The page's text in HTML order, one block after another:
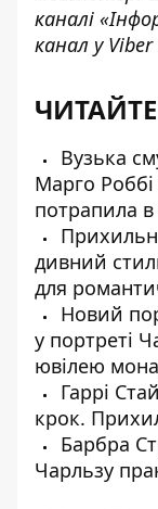
каналі
канал у
Вузька
Марго Роббі
потрапила
дивний
для
Новий
у портреті
ювілею
Гаррі
крок.
Барбра
Чарльзу